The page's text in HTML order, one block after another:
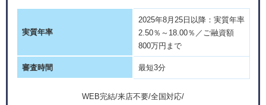
実質年率
2025年8月25日以降：実質年率
2.50％～18.00％／ご融資額
800万円まで
審査時間 最短3分
WEB完結/来店不要/全国対応/